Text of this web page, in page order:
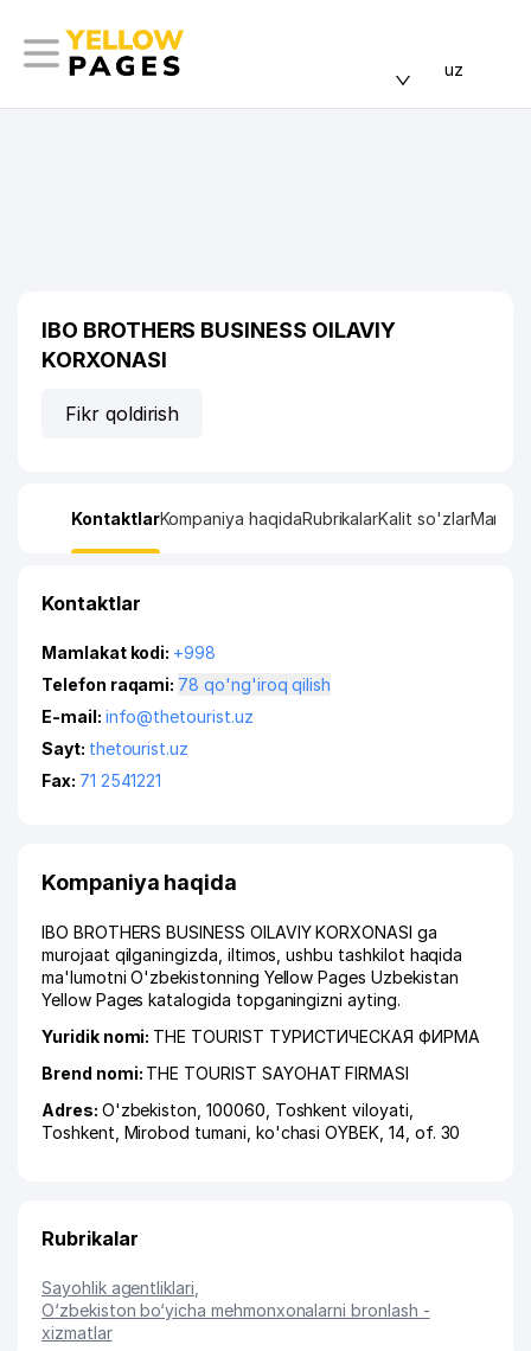
uz
IBO BROTHERS BUSINESS OILAVIY
KORXONASI
Fikr qoldirish
KontaktlarKompaniya haqidaRubrikalarKalit so'zlarManzil
Kontaktlar
Mamlakat kodi: +998
Telefon raqami:
78 qo'ng'iroq qilish
E-mail: info@thetourist.uz
Sayt: thetourist.uz
Fax: 71 2541221
Kompaniya haqida
IBO BROTHERS BUSINESS OILAVIY KORXONASI ga
murojaat qilganingizda, iltimos, ushbu tashkilot haqida
ma'lumotni O'zbekistonning Yellow Pages Uzbekistan
Yellow Pages katalogida topganingizni ayting.
Yuridik nomi: THE TOURIST ТУРИСТИЧЕСКАЯ ФИРМА
Brend nomi: THE TOURIST SAYOHAT FIRMASI
Adres: O'zbekiston, 100060, Toshkent viloyati
Toshkent Mirobod tumani ko'chasi OYBEK , 14, of. 30
Rubrikalar
Sayohlik agentliklari
O‘zbekiston bo‘yicha mehmonxonalarni bronlash -
xizmatlar